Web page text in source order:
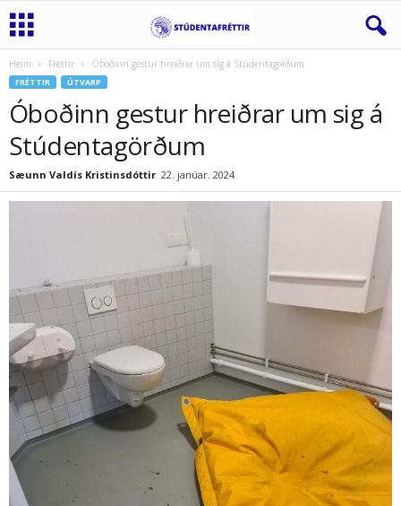
Heim Fréttir Óboðinn gestur hreiðrar um sig á Stúdentagörðum
FRÉTTIR ÚTVARP
Óboðinn gestur hreiðrar um sig á
Stúdentagörðum
Sæunn Valdís Kristinsdóttir 22. janúar. 2024